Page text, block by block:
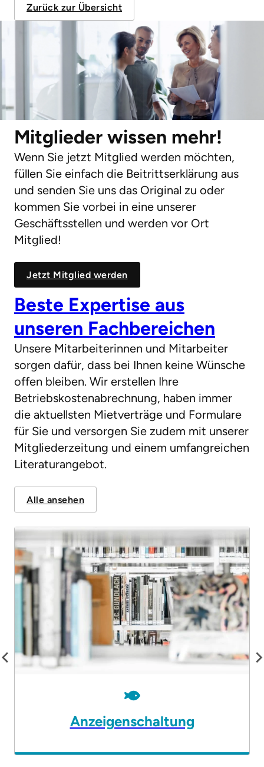
Zurück zur Übersicht
Mitglieder wissen mehr!
Wenn Sie jetzt Mitglied werden möchten,
füllen Sie einfach die Beitrittserklärung aus
und senden Sie uns das Original zu oder
kommen Sie vorbei in eine unserer
Geschäftsstellen und werden vor Ort
Mitglied!
Jetzt Mitglied werden
Beste Expertise aus
unseren Fachbereichen
Unsere Mitarbeiterinnen und Mitarbeiter
sorgen dafür, dass bei Ihnen keine Wünsche
offen bleiben. Wir erstellen Ihre
Betriebskostenabrechnung, haben immer
die aktuellsten Mietverträge und Formulare
für Sie und versorgen Sie zudem mit unserer
Mitgliederzeitung und einem umfangreichen
Literaturangebot.
Alle ansehen
Anzeigenschaltung